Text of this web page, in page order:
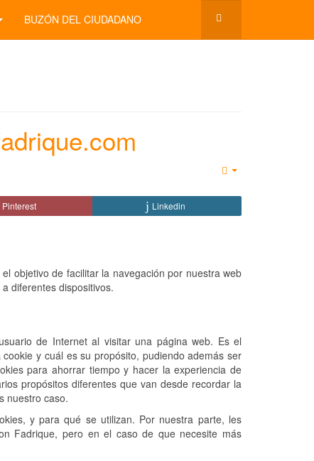
BUZÓN DEL CIUDADANO
Pinterest Linkedin
objetivo de facilitar la navegación por nuestra web
diferentes dispositivos.
de Internet al visitar una página web. Es el
y cuál es su propósito, pudiendo además ser
para ahorrar tiempo y hacer la experiencia de
propósitos diferentes que van desde recordar la
nuestro caso.
y para qué se utilizan. Por nuestra parte, les
Fadrique, pero en el caso de que necesite más